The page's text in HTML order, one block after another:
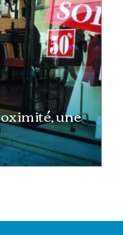
une